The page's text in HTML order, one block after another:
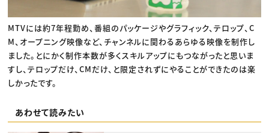
MTVには約7年程勤め、番組のパッケージやグラフィック、テロップ、C
M、オープニング映像など、チャンネルに関わるあらゆる映像を制作し
ました。とにかく制作本数が多くスキルアップにもつながったと思いま
すし、テロップだけ、CMだけ、と限定されずにやることができたのは楽
しかったです。
あわせて読みたい